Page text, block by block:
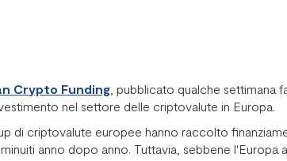
Crypto Funding , pubblicato qualche settimana
nel settore delle criptovalute in Europa.
di criptovalute europee hanno raccolto
anno dopo anno. Tuttavia, sebbene